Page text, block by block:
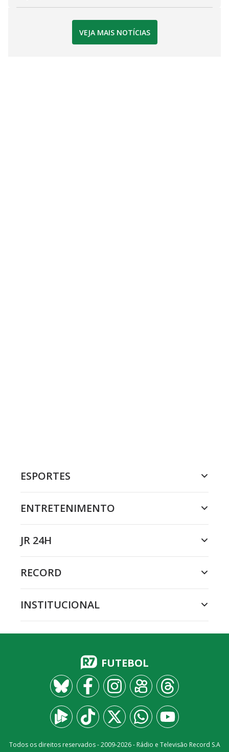
VEJA MAIS NOTÍCIAS
ESPORTES
ENTRETENIMENTO
JR 24H
RECORD
INSTITUCIONAL
FUTEBOL
Todos os direitos reservados - 2009-2026- Rádio e Televisão Record S.A